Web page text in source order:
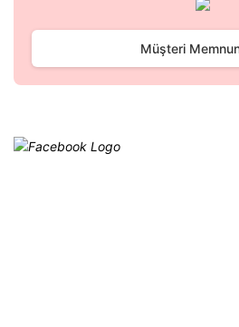
Gönder
Müşteri